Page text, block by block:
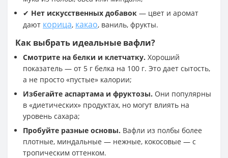
✔ Нет искусственных добавок — цвет и аромат
дают корица, какао, ваниль, фрукты.
Как выбрать идеальные вафли?
Смотрите на белки и клетчатку. Хороший
показатель — от 5 г белка на 100 г. Это дает сытость,
а не просто «пустые» калории;
Избегайте аспартама и фруктозы. Они популярны
в «диетических» продуктах, но могут влиять на
уровень сахара;
Пробуйте разные основы. Вафли из полбы более
плотные, миндальные — нежные, кокосовые — с
тропическим оттенком.